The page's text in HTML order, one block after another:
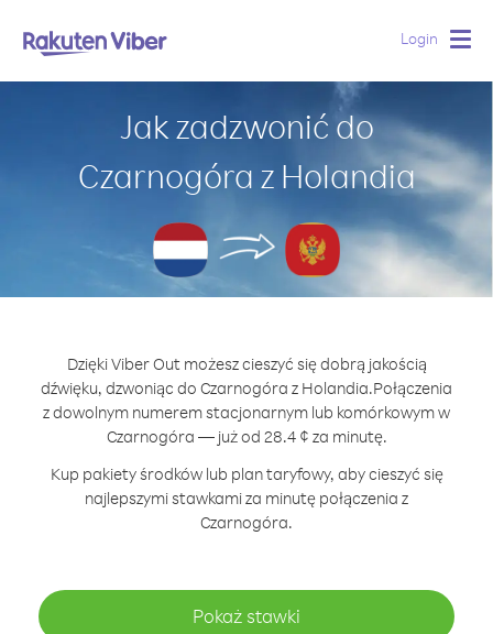
Login
Jak zadzwonić do
Czarnogóra z Holandia
Dzięki Viber Out możesz cieszyć się dobrą jakością
dźwięku, dzwoniąc do Czarnogóra z Holandia.Połączenia
z dowolnym numerem stacjonarnym lub komórkowym w
Czarnogóra — już od 28.4 ¢ za minutę.
Kup pakiety środków lub plan taryfowy, aby cieszyć się
najlepszymi stawkami za minutę połączenia z
Czarnogóra.
Pokaż stawki